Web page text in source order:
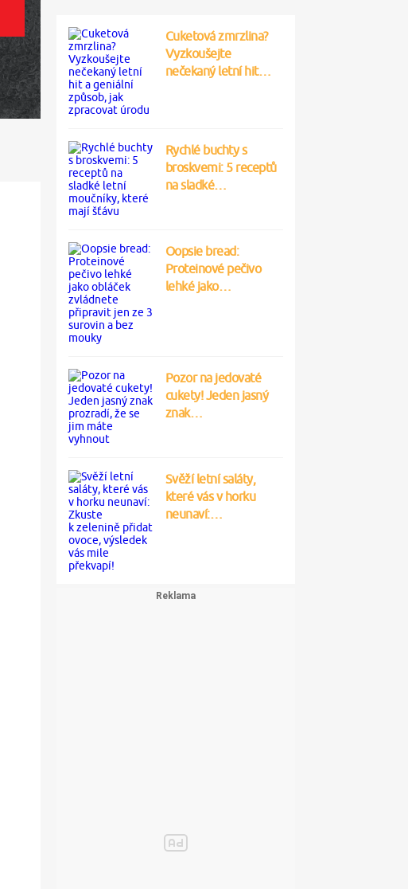
Cuketová zmrzlina?
Vyzkoušejte
nečekaný letní hit…
Rychlé buchty s
broskvemi: 5 receptů
na sladké…
Oopsie bread:
Proteinové pečivo
lehké jako…
Pozor na jedovaté
cukety! Jeden jasný
znak…
Svěží letní saláty,
které vás v horku
neunaví:…